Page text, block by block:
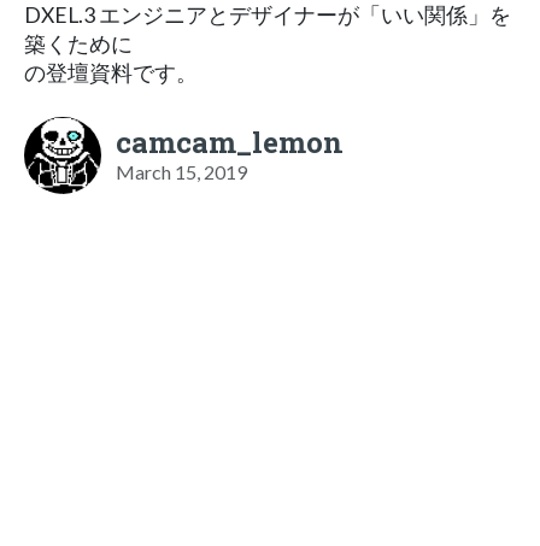
DXEL.3 エンジニアとデザイナーが「いい関係」を
築くために
の登壇資料です。
camcam_lemon
March 15, 2019